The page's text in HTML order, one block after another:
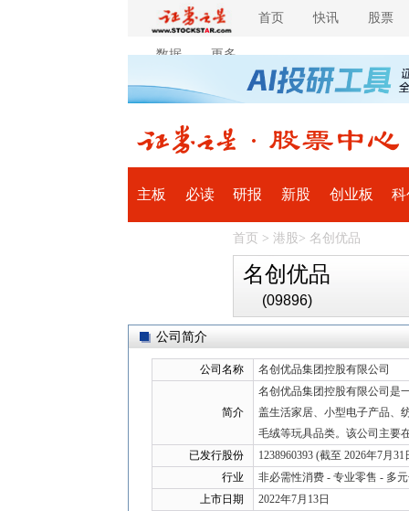
首页 快讯 股票
数据 更多
主板 必读 研报 新股 创业板
首页 >港股>名创优品
名创优品
(09896)
公司简介
公司名称 名创优品集团控股有限公司
简介
名创优品集团控股有限公司是
盖生活家居、小型电子产品、
毛绒等玩具品类。该公司主要
已发行股份
1238960393 (截至 2026年7月31
行业
非必需性消费 - 专业零售 - 多
上市日期
2022年7月13日